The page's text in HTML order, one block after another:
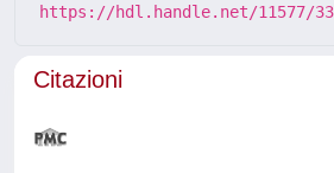
https://hdl.handle.net/11577/
Citazioni